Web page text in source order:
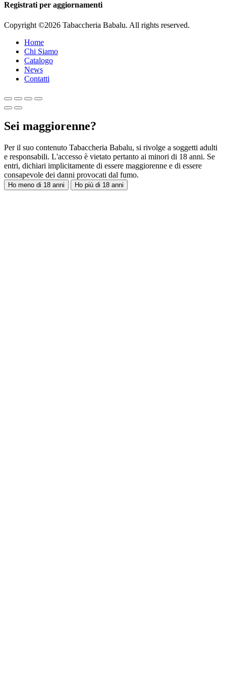
Registrati per aggiornamenti
Copyright ©2026 Tabaccheria Babalu. All rights reserved.
Home
Chi Siamo
Catalogo
News
Contatti
Sei maggiorenne?
Per il suo contenuto Tabaccheria Babalu, si rivolge a soggetti adulti
e responsabili. L'accesso è vietato pertanto ai minori di 18 anni. Se
entri, dichiari implicitamente di essere maggiorenne e di essere
consapevole dei danni provocati dal fumo.
Ho meno di 18 anni Ho più di 18 anni